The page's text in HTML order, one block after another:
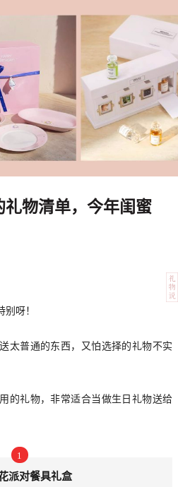
物清单，今年闺蜜
呀！
太普通的东西，又怕选择的礼物不实
的礼物，非常适合当做生日礼物送给
1
派对餐具礼盒